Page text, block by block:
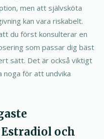
men att självsköta
kan vara riskabelt.
du först konsulterar en
som passar dig bäst
sätt. Det är också viktigt
noga för att undvika
och